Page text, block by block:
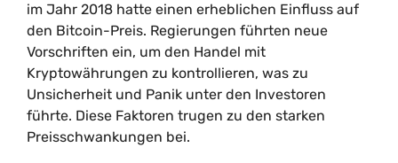
im Jahr 2018 hatte einen erheblichen Einfluss auf
den Bitcoin-Preis. Regierungen führten neue
Vorschriften ein, um den Handel mit
Kryptowährungen zu kontrollieren, was zu
Unsicherheit und Panik unter den Investoren
führte. Diese Faktoren trugen zu den starken
Preisschwankungen bei.